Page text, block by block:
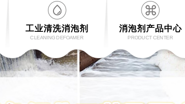
工业清洗消泡剂
CLEANING DEFOAMER
消泡剂产品中心
PRODUCT CENTER